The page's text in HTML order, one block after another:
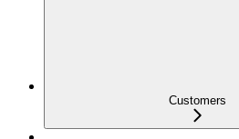
Customers